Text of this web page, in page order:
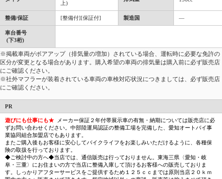
上)
整備/保証 [整備付][保証付] 製造国 ―
車台番号
(下3桁)
※掲載車両がボアアップ（排気量の増加）されている場合、運転時に必要な免許の
区分が変更となる場合があります。購入希望の車両の排気量は購入前に必ず販売店
にご確認ください。
※社外マフラーが装着されている車両の車検対応状況につきましては、必ず販売店
にご確認ください。
PR
遊びにも仕事にも★
メーカー保証２年付帯展示車の有無・納期については販売店に必
ずお問い合わせください。中部陸運局認証の整備工場を完備した、愛知オートバイ事
業協同組合加盟店でもあります。
またご購入後もお客様に安心してバイクライフをお楽しみいただけるように、各種保
険の取扱を行っております。
◆ご検討中の方へ◆当店では、通信販売は行っておりません。東海三県〈愛知・岐
阜・三重〉にお住まいの方で当店に整備入庫して頂けるお客様への販売しておりま
す。しっかりアフターサービスをご提供するため１２５ｃｃまでは原則当店２０ｋｍ